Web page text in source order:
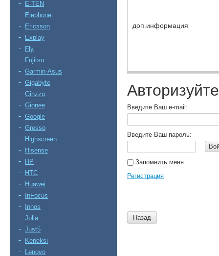
E-TEN
Elephone
Ericsson
Explay
Fly
Fujitsu
Garmin-Asus
Gigabyte
Ginzzu
Gionee
Google
Gresso
Highscreen
Hisense
HP
HTC
Huawei
InFocus
Innos
Jolla
Just5
Keneksi
Lenovo
доп.информация
Введите Ваш e-mail:
Введите Ваш пароль:
Запомнить меня
Регистрация
Назад